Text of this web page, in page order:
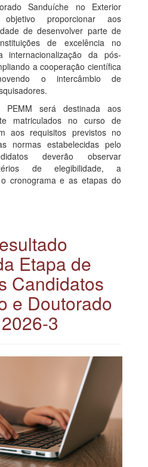
Sanduíche no Exterior
proporcionar aos
de desenvolver parte de
de excelência no
internacionalização da pós-
a cooperação científica
o intercâmbio de
será destinada aos
matriculados no curso de
aos requisitos previstos no
normas estabelecidas pelo
deverão observar
de elegibilidade, a
cronograma e as etapas do
Etapa de
Candidatos
e Doutorado
3